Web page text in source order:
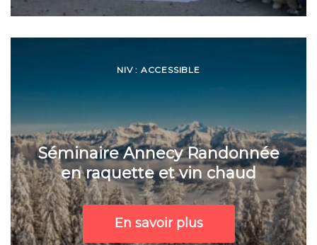
NIV : ACCESSIBLE
Séminaire Annecy Randonnée
en raquette et vin chaud
En savoir plus